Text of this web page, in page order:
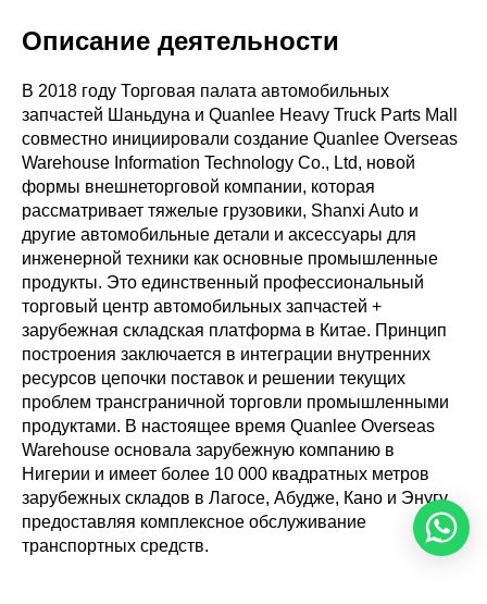
Описание деятельности
В 2018 году Торговая палата автомобильных
запчастей Шаньдуна и Quanlee Heavy Truck Parts Mall
совместно инициировали создание Quanlee Overseas
Warehouse Information Technology Co., Ltd, новой
формы внешнеторговой компании, которая
рассматривает тяжелые грузовики, Shanxi Auto и
другие автомобильные детали и аксессуары для
инженерной техники как основные промышленные
продукты. Это единственный профессиональный
торговый центр автомобильных запчастей +
зарубежная складская платформа в Китае. Принцип
построения заключается в интеграции внутренних
ресурсов цепочки поставок и решении текущих
проблем трансграничной торговли промышленными
продуктами. В настоящее время Quanlee Overseas
Warehouse основала зарубежную компанию в
Нигерии и имеет более 10 000 квадратных метров
зарубежных складов в Лагосе, Абудже, Кано и Энугу,
предоставляя комплексное обслуживание
транспортных средств.